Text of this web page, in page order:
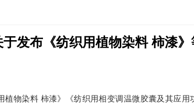
于发布《纺织用植物染料 柿漆
植物染料 柿漆》《纺织用相变调温微胶囊及其应